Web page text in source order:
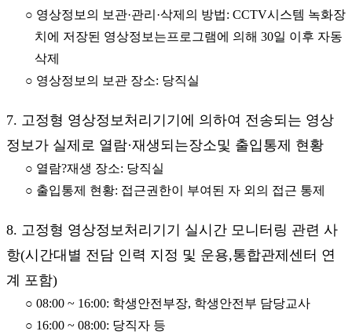
○ 영상정보의 보관·관리·삭제의 방법: CCTV시스템 녹화장
치에 저장된 영상정보는프로그램에 의해 30일 이후 자동
삭제
○ 영상정보의 보관 장소: 당직실
7. 고정형 영상정보처리기기에 의하여 전송되는 영상
정보가 실제로 열람·재생되는장소및 출입통제 현황
○ 열람?재생 장소: 당직실
○ 출입통제 현황: 접근권한이 부여된 자 외의 접근 통제
8. 고정형 영상정보처리기기 실시간 모니터링 관련 사
항(시간대별 전담 인력 지정 및 운용,통합관제센터 연
계 포함)
○ 08:00 ~ 16:00: 학생안전부장, 학생안전부 담당교사
○ 16:00 ~ 08:00: 당직자 등